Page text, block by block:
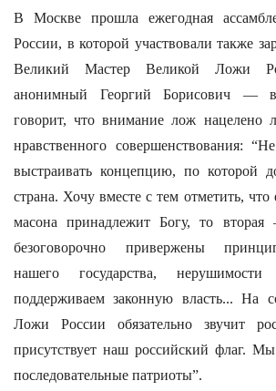
В Москве прошла ежегодная
России, в которой участвовали также
Великий Мастер Великой Ложи
анонимный Георгий Борисович —
говорит, что внимание лож нацелено
нравственного совершенствования:
выстраивать концепцию, по которой
страна. Хочу вместе с тем отметить, что
масона принадлежит Богу, то
безоговорочно привержены
нашего государства,
поддерживаем законную власть... На
Ложи России обязательно звучит
присутствует наш российский флаг.
последовательные патриоты”.